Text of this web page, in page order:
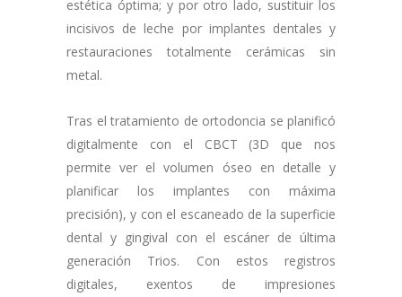
estética óptima; y por otro lado, sustituir los
incisivos de leche por implantes dentales y
restauraciones totalmente cerámicas sin
metal.
Tras el tratamiento de ortodoncia se planificó
digitalmente con el CBCT (3D que nos
permite ver el volumen óseo en detalle y
planificar los implantes con máxima
precisión), y con el escaneado de la superficie
dental y gingival con el escáner de última
generación Trios. Con estos registros
digitales, exentos de impresiones